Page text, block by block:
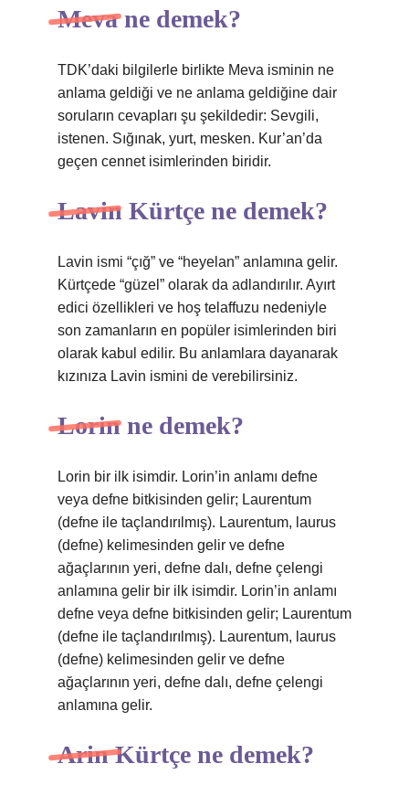
Meva ne demek?
TDK’daki bilgilerle birlikte Meva isminin ne
anlama geldiği ve ne anlama geldiğine dair
soruların cevapları şu şekildedir: Sevgili,
istenen. Sığınak, yurt, mesken. Kur’an’da
geçen cennet isimlerinden biridir.
Lavin Kürtçe ne demek?
Lavin ismi “çığ” ve “heyelan” anlamına gelir.
Kürtçede “güzel” olarak da adlandırılır. Ayırt
edici özellikleri ve hoş telaffuzu nedeniyle
son zamanların en popüler isimlerinden biri
olarak kabul edilir. Bu anlamlara dayanarak
kızınıza Lavin ismini de verebilirsiniz.
Lorin ne demek?
Lorin bir ilk isimdir. Lorin’in anlamı defne
veya defne bitkisinden gelir; Laurentum
(defne ile taçlandırılmış). Laurentum, laurus
(defne) kelimesinden gelir ve defne
ağaçlarının yeri, defne dalı, defne çelengi
anlamına gelir bir ilk isimdir. Lorin’in anlamı
defne veya defne bitkisinden gelir; Laurentum
(defne ile taçlandırılmış). Laurentum, laurus
(defne) kelimesinden gelir ve defne
ağaçlarının yeri, defne dalı, defne çelengi
anlamına gelir.
Arin Kürtçe ne demek?